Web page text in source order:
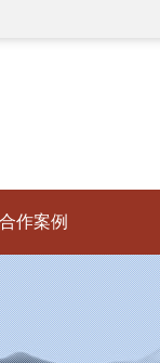
合作案例